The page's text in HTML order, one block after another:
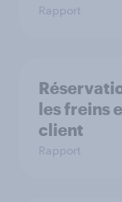
Rapport
les freins
client
Rapport